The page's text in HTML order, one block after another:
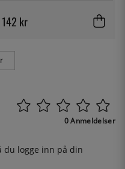
142 kr
0 Anmeldelser
du logge inn på din